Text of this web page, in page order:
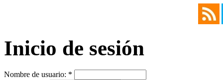
Inicio de sesión
Nombre de usuario: *